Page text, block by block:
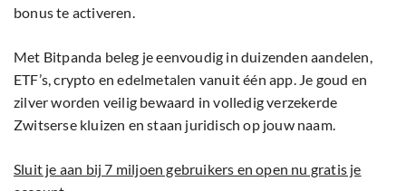
bonus te activeren.
Met Bitpanda beleg je eenvoudig in duizenden aandelen,
ETF’s, crypto en edelmetalen vanuit één app. Je goud en
zilver worden veilig bewaard in volledig verzekerde
Zwitserse kluizen en staan juridisch op jouw naam.
Sluit je aan bij 7 miljoen gebruikers en open nu gratis je